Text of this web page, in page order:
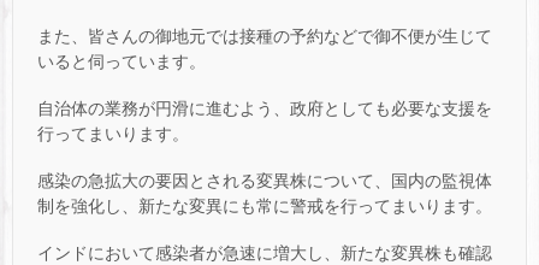
また、皆さんの御地元では接種の予約などで御不便が生じて
いると伺っています。
自治体の業務が円滑に進むよう、政府としても必要な支援を
行ってまいります。
感染の急拡大の要因とされる変異株について、国内の監視体
制を強化し、新たな変異にも常に警戒を行ってまいります。
インドにおいて感染者が急速に増大し、新たな変異株も確認